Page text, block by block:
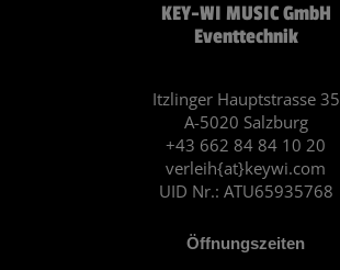
KEY-WI MUSIC GmbH
Eventtechnik
Itzlinger Hauptstrasse 35
A-5020 Salzburg
+43 662 84 84 10 20
verleih{at}keywi.com
UID Nr.: ATU65935768
Öffnungszeiten